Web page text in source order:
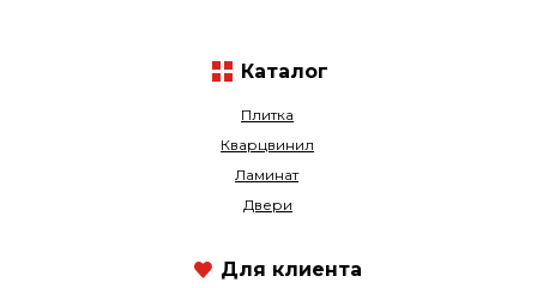
Плитка
Кварцвинил
Ламинат
Двери
Каталог
Для клиента